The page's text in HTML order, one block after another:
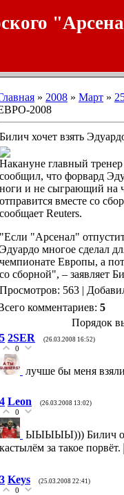
» 2008 » Март »
2008
Билич хочет взять
Накануне главный
сообщил, что форвард
ноги и не сыграющий на
отправится вместе со
сообщает Reuters.
"Если "Арсенал"
Эдуардо многое сделал
чемпионате Европы, а
со сборной", – заявляет
Просмотров: 563 |
комментариев: 5
Порядок
5 2SER (26.03.2008 16:52)
0
лучше бы меня
4 Leon (26.03.2008 13:02)
0
ЫЫЫЫЫ))) Билич
кастылём за такое порвёт.
3 Keys (25.03.2008 22:41)
0